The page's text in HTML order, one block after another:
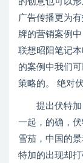
广告传播更为
牌的营销案例
联想昭阳笔记
的案例中我们
策略的。 绝对
提出伏特加
一起，的确，
雪茄，中国的
特加的出现却